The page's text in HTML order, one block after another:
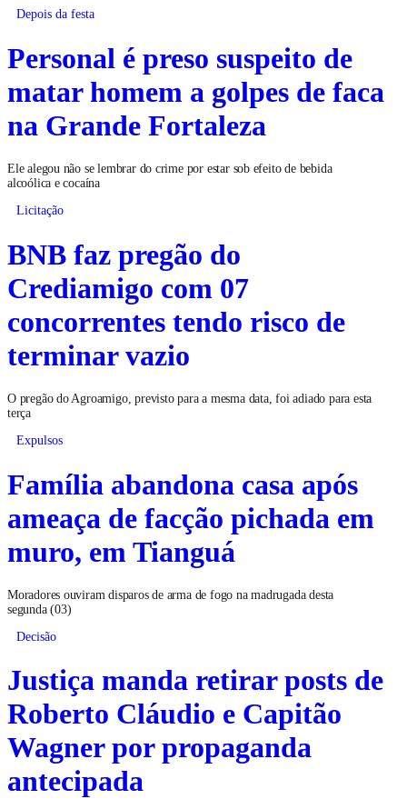
Depois da festa
Personal é preso suspeito de
matar homem a golpes de faca
na Grande Fortaleza
Ele alegou não se lembrar do crime por estar sob efeito de bebida
alcoólica e cocaína
Licitação
BNB faz pregão do
Crediamigo com 07
concorrentes tendo risco de
terminar vazio
O pregão do Agroamigo, previsto para a mesma data, foi adiado para esta
terça
Expulsos
Família abandona casa após
ameaça de facção pichada em
muro, em Tianguá
Moradores ouviram disparos de arma de fogo na madrugada desta
segunda (03)
Decisão
Justiça manda retirar posts de
Roberto Cláudio e Capitão
Wagner por propaganda
antecipada